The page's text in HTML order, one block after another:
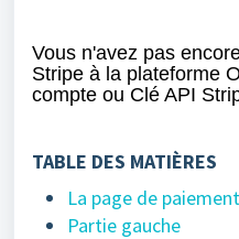
Vous n'avez pas
Stripe à la plateforme
compte ou Clé API
TABLE DES MATIÈRES
La page de
Partie gauche